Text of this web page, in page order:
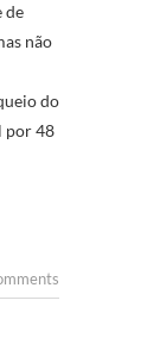
de
não
do
por 48